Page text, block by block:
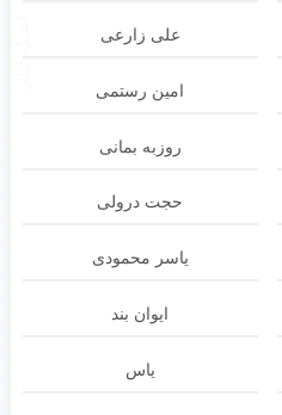
علی زارعی
امین رستمی
روزبه بمانی
حجت درولی
یاسر محمودی
ایوان بند
یاس